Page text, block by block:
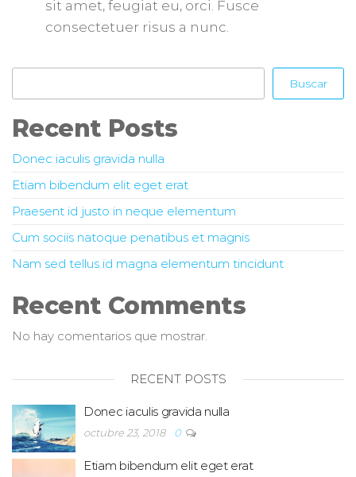
sit amet, feugiat eu, orci. Fusce
consectetuer risus a nunc.
Buscar
Recent Posts
Donec iaculis gravida nulla
Etiam bibendum elit eget erat
Praesent id justo in neque elementum
Cum sociis natoque penatibus et magnis
Nam sed tellus id magna elementum tincidunt
Recent Comments
No hay comentarios que mostrar.
RECENT POSTS
Donec iaculis gravida nulla
octubre 23, 2018 0
Etiam bibendum elit eget erat